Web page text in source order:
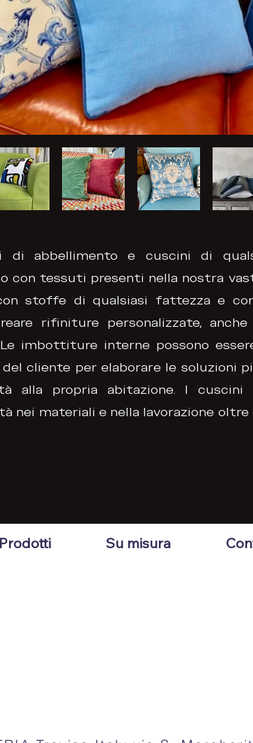
di abbellimento e cuscini di
con tessuti presenti nella nostra
stoffe di qualsiasi fattezza e
rifiniture personalizzate,
imbottiture interne possono
cliente per elaborare le soluzioni
alla propria abitazione. I cuscini
nei materiali e nella lavorazione
Prodotti Su misura